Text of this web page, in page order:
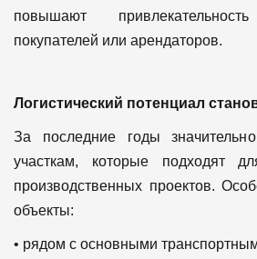
повышают
покупателей или арендаторов.
Логистический потенциал
За последние годы
участкам, которые подходят
производственных проектов.
объекты:
• рядом с основными